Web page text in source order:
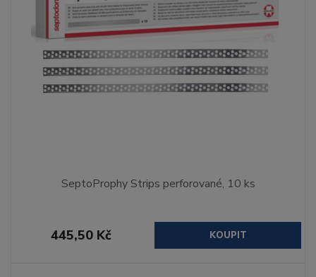
SeptoProphy Strips perforované, 10 ks
445,50 Kč KOUPIT